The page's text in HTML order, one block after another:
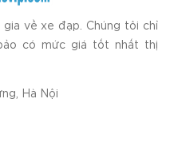
về xe đạp. Chúng tôi chỉ
có mức giá tốt nhất thị
Hà Nội